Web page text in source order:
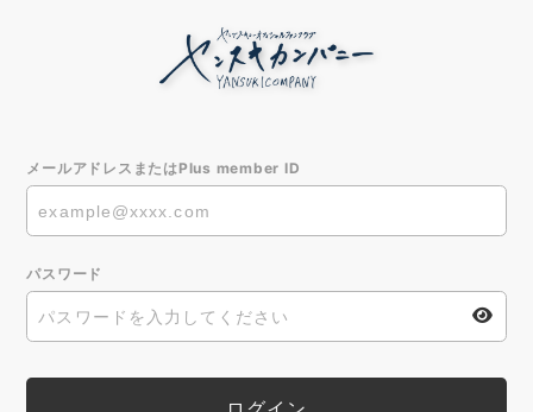
メールアドレスまたはPlus member ID
パスワード